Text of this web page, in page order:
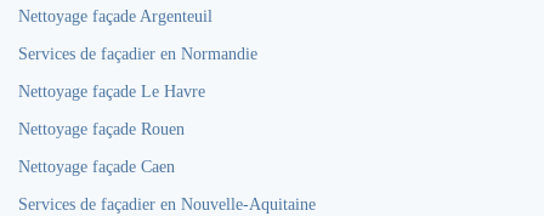
Nettoyage façade Argenteuil
Services de façadier en Normandie
Nettoyage façade Le Havre
Nettoyage façade Rouen
Nettoyage façade Caen
Services de façadier en Nouvelle-Aquitaine